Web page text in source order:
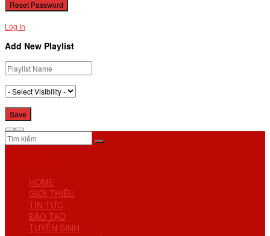
Log In
Add New Playlist
HOME
GIỚI THIỆU
TIN TỨC
ĐÀO TẠO
TUYỂN SINH